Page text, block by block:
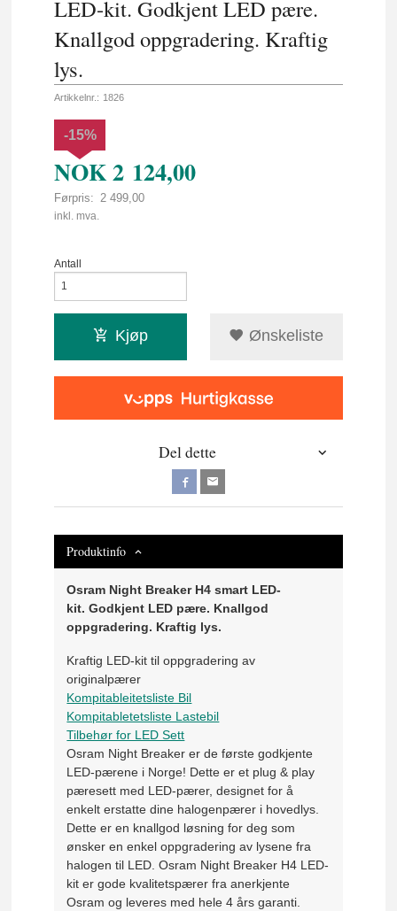
LED-kit. Godkjent LED pære.
Knallgod oppgradering. Kraftig
lys.
Artikkelnr.: 1826
NOK2 124,00
Førpris: 2 499,00
Rabatt
-15%
inkl. mva.
Antall
Kjøp Ønskeliste
Del dette
Produktinfo
Osram Night Breaker H4 smart LED-
kit. Godkjent LED pære. Knallgod
oppgradering. Kraftig lys.
Kraftig LED-kit til oppgradering av
originalpærer
Kompitableitetsliste Bil
Kompitabletetsliste Lastebil
Tilbehør for LED Sett
Osram Night Breaker er de første godkjente
LED-pærene i Norge! Dette er et plug & play
pæresett med LED-pærer, designet for å
enkelt erstatte dine halogenpærer i hovedlys.
Dette er en knallgod løsning for deg som
ønsker en enkel oppgradering av lysene fra
halogen til LED. Osram Night Breaker H4 LED-
kit er gode kvalitetspærer fra anerkjente
Osram og leveres med hele 4 års garanti.